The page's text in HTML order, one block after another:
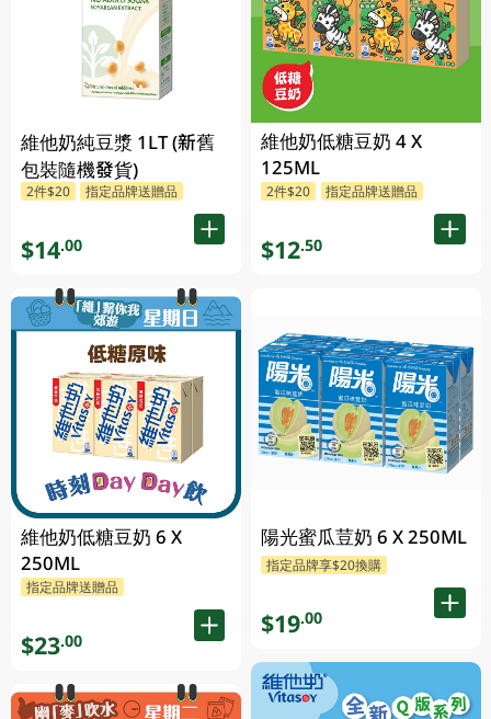
維他奶純豆漿 1LT (新舊
包裝隨機發貨)
2件$20 指定品牌送贈品
$14.00
維他奶低糖豆奶 6 X
250ML
指定品牌送贈品
$23.00
維他奶低糖豆奶 4 X
125ML
2件$20 指定品牌送贈品
$12.50
陽光蜜瓜荳奶 6 X 250ML
指定品牌享$20換購
$19.00